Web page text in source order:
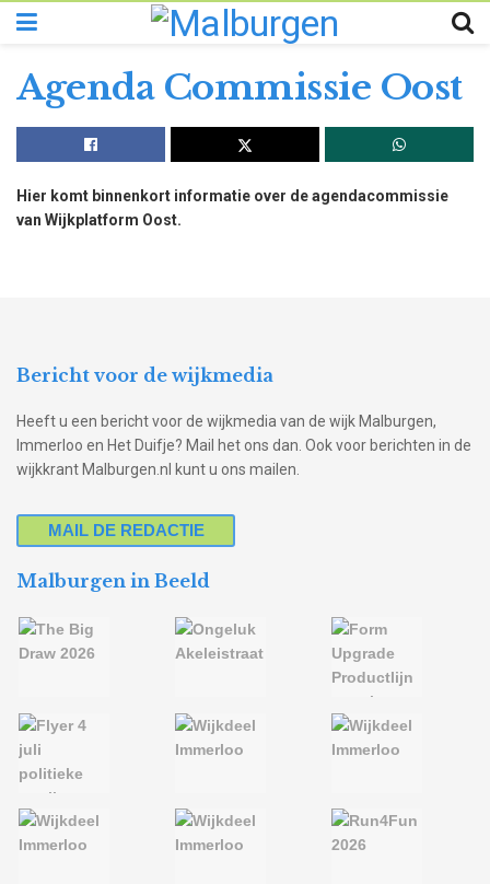
Agenda Commissie Oost
Hier komt binnenkort informatie over de agendacommissie
van Wijkplatform Oost.
Bericht voor de wijkmedia
Heeft u een bericht voor de wijkmedia van de wijk Malburgen,
Immerloo en Het Duifje? Mail het ons dan. Ook voor berichten in de
wijkkrant Malburgen.nl kunt u ons mailen.
MAIL DE REDACTIE
Malburgen in Beeld